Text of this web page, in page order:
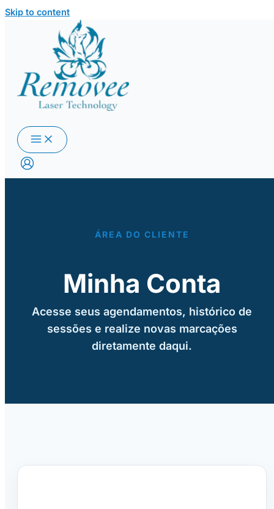
Skip to content
ÁREA DO CLIENTE
Minha Conta
Acesse seus agendamentos, histórico de
sessões e realize novas marcações
diretamente daqui.